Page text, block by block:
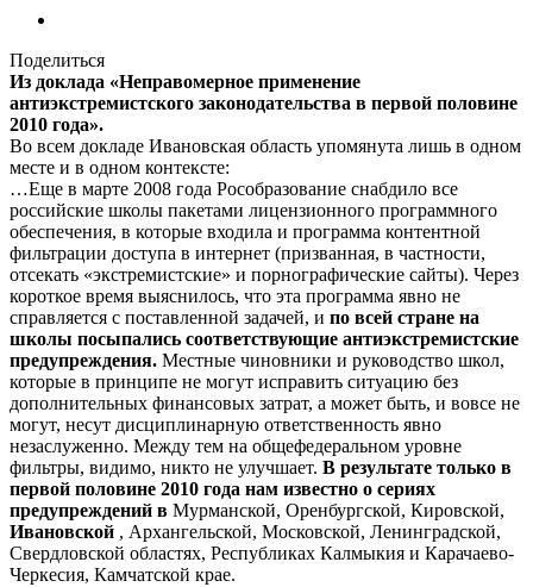
Поделиться
Из доклада «Неправомерное применение
антиэкстремистского законодательства в первой половине
2010 года».
Во всем докладе Ивановская область упомянута лишь в одном
месте и в одном контексте:
…Еще в марте 2008 года Рособразование снабдило все
российские школы пакетами лицензионного программного
обеспечения, в которые входила и программа контентной
фильтрации доступа в интернет (призванная, в частности,
отсекать «экстремистские» и порнографические сайты). Через
короткое время выяснилось, что эта программа явно не
справляется с поставленной задачей, и по всей стране на
школы посыпались соответствующие антиэкстремистские
предупреждения. Местные чиновники и руководство школ,
которые в принципе не могут исправить ситуацию без
дополнительных финансовых затрат, а может быть, и вовсе не
могут, несут дисциплинарную ответственность явно
незаслуженно. Между тем на общефедеральном уровне
фильтры, видимо, никто не улучшает. В результате только в
первой половине 2010 года нам известно о сериях
предупреждений в Мурманской, Оренбургской, Кировской,
Ивановской , Архангельской, Московской, Ленинградской,
Свердловской областях, Республиках Калмыкия и Карачаево-
Черкесия, Камчатской крае.